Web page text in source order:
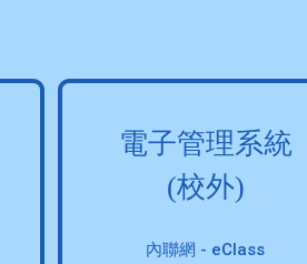
電子管理系統
(校外)
內聯網 - eClass